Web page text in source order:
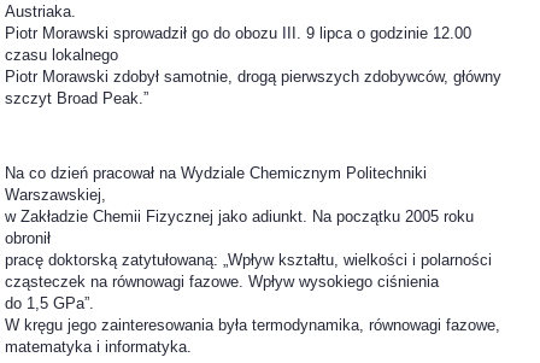
Austriaka.
Piotr Morawski sprowadził go do obozu III. 9 lipca o godzinie 12.00
czasu lokalnego
Piotr Morawski zdobył samotnie, drogą pierwszych zdobywców, główny
szczyt Broad Peak.”
Na co dzień pracował na Wydziale Chemicznym Politechniki
Warszawskiej,
w Zakładzie Chemii Fizycznej jako adiunkt. Na początku 2005 roku
obronił
pracę doktorską zatytułowaną: „Wpływ kształtu, wielkości i polarności
cząsteczek na równowagi fazowe. Wpływ wysokiego ciśnienia
do 1,5 GPa”.
W kręgu jego zainteresowania była termodynamika, równowagi fazowe,
matematyka i informatyka.